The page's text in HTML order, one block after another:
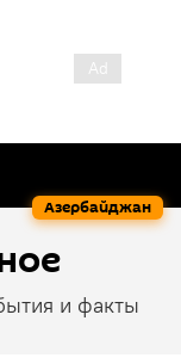
Азербайджан
и факты